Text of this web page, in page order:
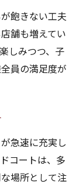
飽きない工夫
舗も増えてい
しみつつ、子
員の満足度が
急速に充実し
コートは、多
場所として注